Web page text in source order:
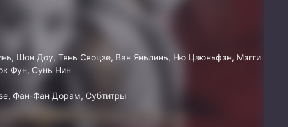
Шон Доу, Тянь Сяоцзе, Ван Яньлинь, Ню Цзюньфэн, Мэгги
Фун, Сунь Нин
Фан-Фан Дорам, Субтитры